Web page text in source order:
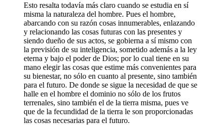
Esto resalta todavía más claro cuando se estudia en sí
misma la naturaleza del hombre. Pues el hombre,
abarcando con su razón cosas innumerables, enlazando
y relacionando las cosas futuras con las presentes y
siendo dueño de sus actos, se gobierna a sí mismo con
la previsión de su inteligencia, sometido además a la ley
eterna y bajo el poder de Dios; por lo cual tiene en su
mano elegir las cosas que estime más convenientes para
su bienestar, no sólo en cuanto al presente, sino también
para el futuro. De donde se sigue la necesidad de que se
halle en el hombre el dominio no sólo de los frutos
terrenales, sino también el de la tierra misma, pues ve
que de la fecundidad de la tierra le son proporcionadas
las cosas necesarias para el futuro.